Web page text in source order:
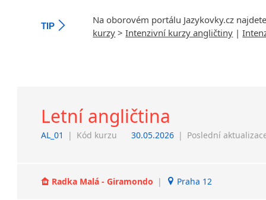
TIP
Na oborovém portálu Jazykovky.cz
kurzy >Intenzivní kurzy angličtiny |
Letní angličtina
AL_01 | Kód kurzu 30.05.2026 | Poslední
Radka Malá - Giramondo | Praha 12